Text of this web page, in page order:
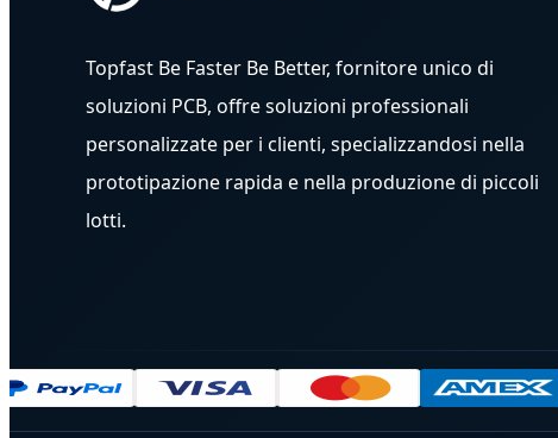
Topfast Be Faster Be Better, fornitore unico di
soluzioni PCB, offre soluzioni professionali
personalizzate per i clienti, specializzandosi nella
prototipazione rapida e nella produzione di piccoli
lotti.